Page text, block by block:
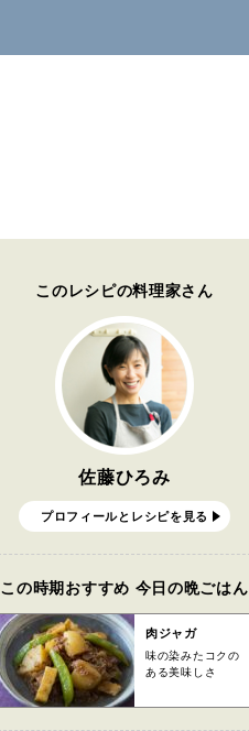
このレシピの料理家さん
佐藤ひろみ
プロフィールとレシピを見る
この時期おすすめ 今日の晩ごはん
肉ジャガ
味の染みたコクの
ある美味しさ